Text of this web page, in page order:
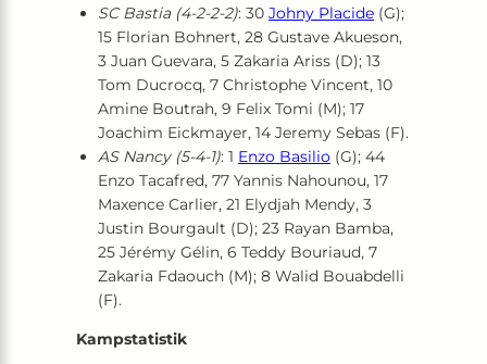
SC Bastia (4-2-2-2): 30 Johny Placide (G);
15 Florian Bohnert, 28 Gustave Akueson,
3 Juan Guevara, 5 Zakaria Ariss (D); 13
Tom Ducrocq, 7 Christophe Vincent, 10
Amine Boutrah, 9 Felix Tomi (M); 17
Joachim Eickmayer, 14 Jeremy Sebas (F).
AS Nancy (5-4-1): 1 Enzo Basilio (G); 44
Enzo Tacafred, 77 Yannis Nahounou, 17
Maxence Carlier, 21 Elydjah Mendy, 3
Justin Bourgault (D); 23 Rayan Bamba,
25 Jérémy Gélin, 6 Teddy Bouriaud, 7
Zakaria Fdaouch (M); 8 Walid Bouabdelli
(F).
Kampstatistik